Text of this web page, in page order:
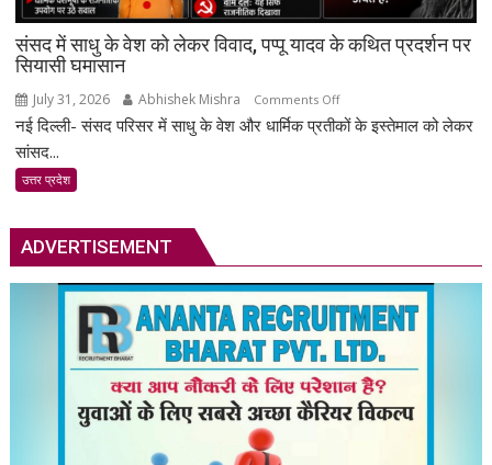
संसद में साधु के वेश को लेकर विवाद, पप्पू यादव के कथित प्रदर्शन पर
सियासी घमासान
July 31, 2026 Abhishek Mishra Comments Offon
संसद
लेकर
विवाद,
पप्पू
यादव
के
कथित
प्रदर्शन
नई दिल्ली- संसद परिसर में साधु के वेश और धार्मिक प्रतीकों के इस्तेमाल को लेकर
सांसद...
उत्तर प्रदेश
ADVERTISEMENT